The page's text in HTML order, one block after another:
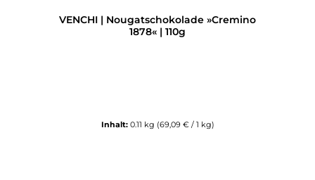
VENCHI | Nougatschokolade »Cremino
1878« | 110g
Inhalt: 0.11 kg (69,09 € / 1 kg)